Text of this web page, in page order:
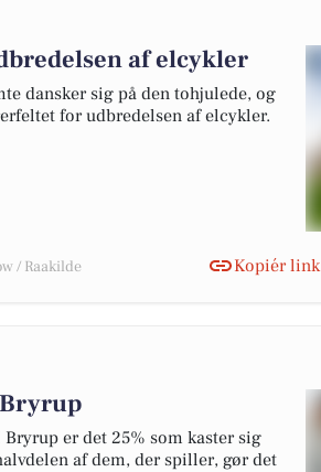
af elcykler
dansker sig på den tohjulede, og
for udbredelsen af elcykler.
/ Raakilde Kopiér link
er det 25% som kaster sig
af dem, der spiller, gør det